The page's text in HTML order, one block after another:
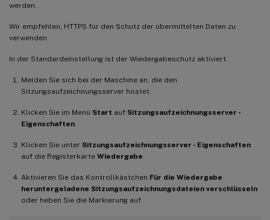
werden.
Wir empfehlen, HTTPS für den Schutz der übermittelten Daten zu
verwenden.
In der Standardeinstellung ist der Wiedergabeschutz aktiviert.
Melden Sie sich bei der Maschine an, die den
Sitzungsaufzeichnungsserver hostet.
Klicken Sie im Menü Start auf Sitzungsaufzeichnungsserver -
Eigenschaften
Klicken Sie unter Sitzungsaufzeichnungsserver - Eigenschaften
auf die Registerkarte Wiedergabe
Aktivieren Sie das Kontrollkästchen Für die Wiedergabe
heruntergeladene Sitzungsaufzeichnungsdateien verschlüsseln
oder heben Sie die Markierung auf.